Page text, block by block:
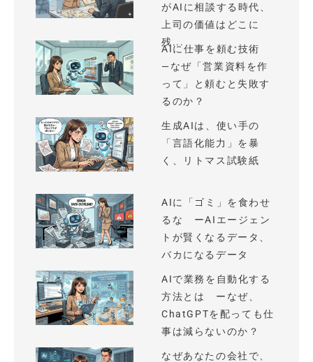
がAIに相談する時代、
上司の価値はどこに
残...
AIに仕事を頼む技術
—なぜ「営業資料を作
って」と頼むと失敗す
るのか？
生成AIは、使い手の
「言語化能力」を暴
く、リトマス試験紙
AIに「ゴミ」を食わせ
るな ーAIエージェン
トが賢くなるデータ、
バカになるデータ
AIで業務を自動化する
方法とは ーなぜ、
ChatGPTを配っても仕
事は減らないのか？
なぜあなたの会社で、